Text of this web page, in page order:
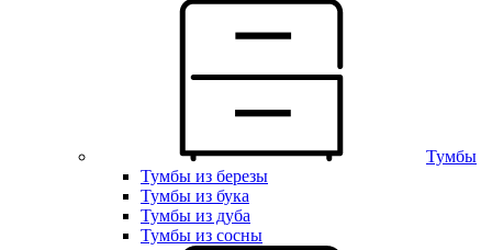
Тумбы
Тумбы из березы
Тумбы из бука
Тумбы из дуба
Тумбы из сосны